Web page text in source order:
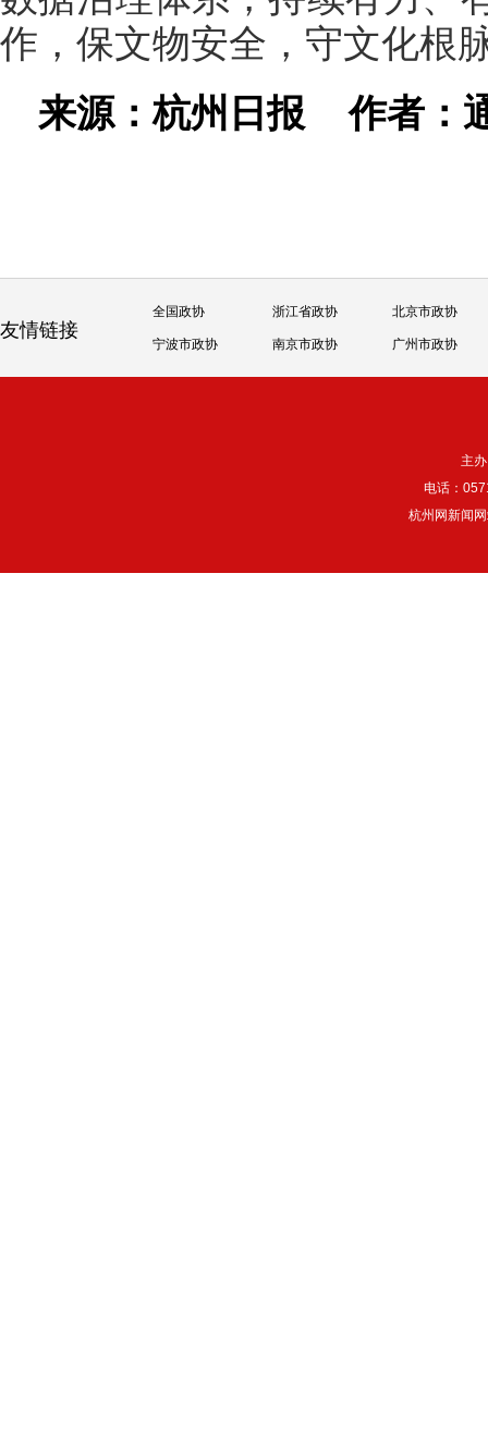
作，保文物安全，守文化根
来源：杭州日报作者：
友情链接
全国政协 浙江省政协 北京市政协
宁波市政协 南京市政协 广州市政协
主
电话：
杭州网新闻